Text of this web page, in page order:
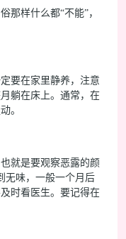
那样什么都“不能”，
要在家里静养，注意
躺在床上。通常，在
。
就是要观察恶露的颜
无味，一般一个月后
时看医生。要记得在